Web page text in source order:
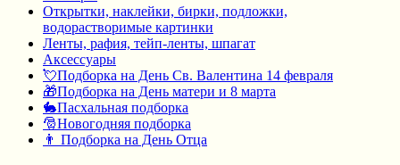
Открытки, наклейки, бирки, подложки,
водорастворимые картинки
Ленты, рафия, тейп-ленты, шпагат
Аксессуары
💘Подборка на День Св. Валентина 14 февраля
🎁Подборка на День матери и 8 марта
🐇Пасхальная подборка
🎅Новогодняя подборка
👨 Подборка на День Отца